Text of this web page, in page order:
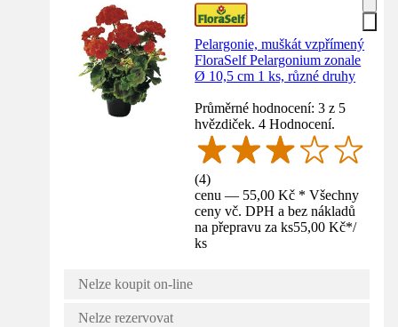
Pelargonie, muškát vzpřímený
FloraSelf Pelargonium zonale
Ø 10,5 cm 1 ks, různé druhy
Průměrné hodnocení: 3 z 5
hvězdiček. 4 Hodnocení.
(4)
cenu — 55,00 Kč * Všechny
ceny vč. DPH a bez nákladů
na přepravu za ks55,00 Kč*/
ks
Nelze koupit on-line
Nelze rezervovat